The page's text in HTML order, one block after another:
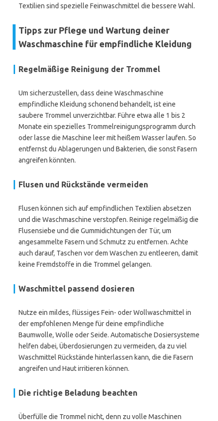
Textilien sind spezielle Feinwaschmittel die bessere Wahl.
Tipps zur Pflege und Wartung deiner
Waschmaschine für empfindliche Kleidung
Regelmäßige Reinigung der Trommel
Um sicherzustellen, dass deine Waschmaschine
empfindliche Kleidung schonend behandelt, ist eine
saubere Trommel unverzichtbar. Führe etwa alle 1 bis 2
Monate ein spezielles Trommelreinigungsprogramm durch
oder lasse die Maschine leer mit heißem Wasser laufen. So
entfernst du Ablagerungen und Bakterien, die sonst Fasern
angreifen könnten.
Flusen und Rückstände vermeiden
Flusen können sich auf empfindlichen Textilien absetzen
und die Waschmaschine verstopfen. Reinige regelmäßig die
Flusensiebe und die Gummidichtungen der Tür, um
angesammelte Fasern und Schmutz zu entfernen. Achte
auch darauf, Taschen vor dem Waschen zu entleeren, damit
keine Fremdstoffe in die Trommel gelangen.
Waschmittel passend dosieren
Nutze ein mildes, flüssiges Fein- oder Wollwaschmittel in
der empfohlenen Menge für deine empfindliche
Baumwolle, Wolle oder Seide. Automatische Dosiersysteme
helfen dabei, Überdosierungen zu vermeiden, da zu viel
Waschmittel Rückstände hinterlassen kann, die die Fasern
angreifen und Haut irritieren können.
Die richtige Beladung beachten
Überfülle die Trommel nicht, denn zu volle Maschinen